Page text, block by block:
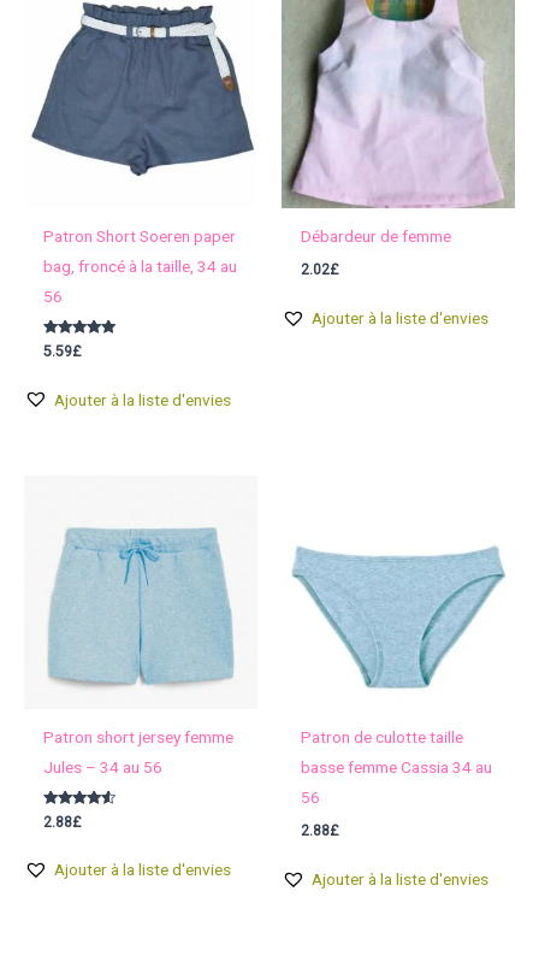
Patron Short Soeren paper
bag, froncé à la taille, 34 au
56
Note
5.00
5.59£
Ajouter à la liste d'envies
Débardeur de femme
2.02£
Ajouter à la liste d'envies
Patron short jersey femme
Jules – 34 au 56
Note
4.33
2.88£
Ajouter à la liste d'envies
Patron de culotte taille
basse femme Cassia 34 au
56
2.88£
Ajouter à la liste d'envies